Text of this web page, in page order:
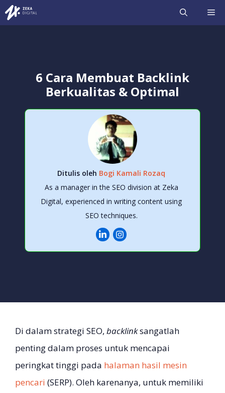
Langsung
ke
6 Cara Membuat Backlink
Berkualitas & Optimal
Ditulis oleh Bogi Kamali Rozaq
As a manager in the SEO division at Zeka
Digital, experienced in writing content using
SEO techniques.
Di dalam strategi SEO, backlinksangatlah
penting dalam proses untuk mencapai
peringkat tinggi pada halaman hasil mesin
pencari (SERP). Oleh karenanya, untuk memiliki